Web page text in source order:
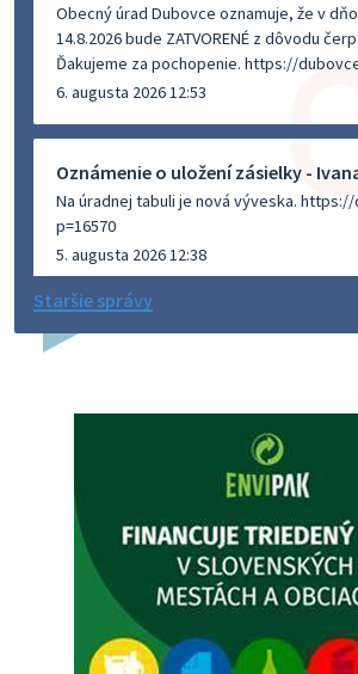
Obecný úrad Dubovce oznamuje, že v
14.8.2026 bude ZATVORENÉ z dôvodu
Ďakujeme za pochopenie. https://
6. augusta 2026 12:53
Oznámenie o uložení zásielky -
Na úradnej tabuli je nová výveska.
p=16570
5. augusta 2026 12:38
Dovolenka - MUDr. Marián Sivoň
budeZATVORENÁ z dôvodu čerpania
prípady bude riešiť MUDr.Fisch…
Zajtrajší zvoz odpadu
Vážený občan, zajtra 5. 8. sa bude zvážať
4. augusta 2026 15:30
Staršie správy